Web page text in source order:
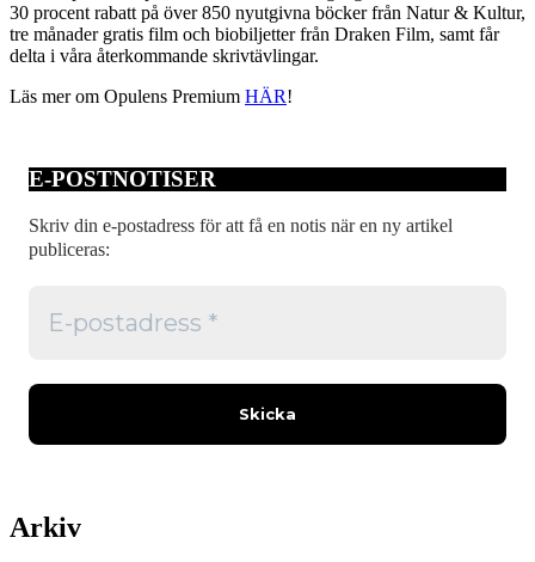
30 procent rabatt på över 850 nyutgivna böcker från Natur & Kultur,
tre månader gratis film och biobiljetter från Draken Film, samt får
delta i våra återkommande skrivtävlingar.
Läs mer om Opulens Premium HÄR!
E-POSTNOTISER
Skriv din e-postadress för att få en notis när en ny artikel
publiceras:
Arkiv